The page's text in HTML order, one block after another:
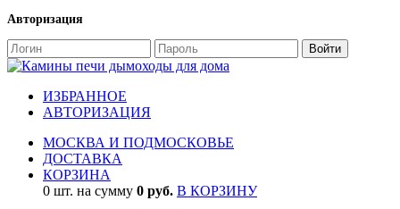
Авторизация
ИЗБРАННОЕ
АВТОРИЗАЦИЯ
МОСКВА И ПОДМОСКОВЬЕ
ДОСТАВКА
КОРЗИНА
0 шт. на сумму 0 руб. В КОРЗИНУ